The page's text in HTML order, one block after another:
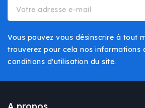
Vous pouvez vous désinscrire à tout
trouverez pour cela nos informations
conditions d'utilisation du site.